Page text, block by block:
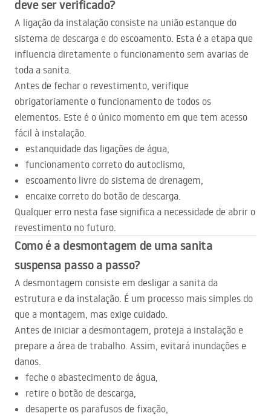
deve ser verificado?
A ligação da instalação consiste na união estanque do
sistema de descarga e do escoamento. Esta é a etapa que
influencia diretamente o funcionamento sem avarias de
toda a sanita.
Antes de fechar o revestimento, verifique
obrigatoriamente o funcionamento de todos os
elementos. Este é o único momento em que tem acesso
fácil à instalação.
estanquidade das ligações de água,
funcionamento correto do autoclismo,
escoamento livre do sistema de drenagem,
encaixe correto do botão de descarga.
Qualquer erro nesta fase significa a necessidade de abrir o
revestimento no futuro.
Como é a desmontagem de uma sanita
suspensa passo a passo?
A desmontagem consiste em desligar a sanita da
estrutura e da instalação. É um processo mais simples do
que a montagem, mas exige cuidado.
Antes de iniciar a desmontagem, proteja a instalação e
prepare a área de trabalho. Assim, evitará inundações e
danos.
feche o abastecimento de água,
retire o botão de descarga,
desaperte os parafusos de fixação,